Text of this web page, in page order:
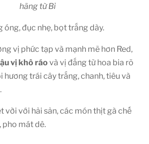
hãng từ Bỉ
óng, đục nhẹ, bọt trắng dày.
vị phức tạp và mạnh mẽ hơn Red,
vị khô ráo và vị đắng từ hoa bia rõ
hương trái cây trắng, chanh, tiêu và
vời với hải sản, các món thịt gà chế
pho mát dê.